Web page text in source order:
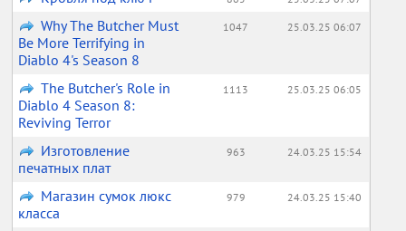
Why The Butcher Must
Be More Terrifying in
Diablo 4's Season 8
1047 25.03.25 06:07
The Butcher's Role in
Diablo 4 Season 8:
Reviving Terror
1113 25.03.25 06:05
Изготовление
печатных плат
963 24.03.25 15:54
Магазин сумок люкс
класса
979 24.03.25 15:40